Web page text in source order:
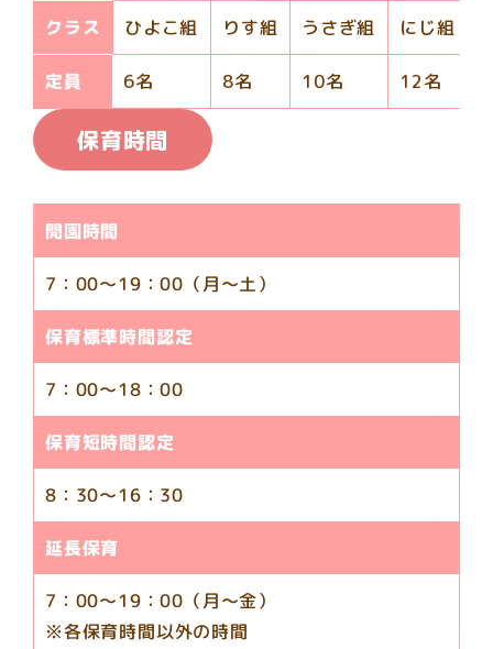
クラス ひよこ組 りす組 うさぎ組 にじ組
定員 6名 8名 10名 12名
保育時間
開園時間
7：00～19：00 （月～土）
保育標準時間認定
7：00～18：00
保育短時間認定
8：30～16：30
延長保育
7：00～19：00（月～金）
※各保育時間以外の時間